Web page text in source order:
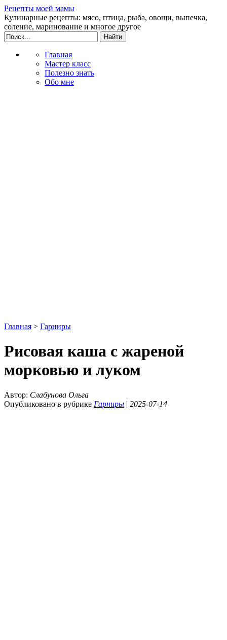
Рецепты моей мамы
Кулинарные рецепты: мясо, птица, рыба, овощи, выпечка,
соление, маринование и многое другое
Главная
Мастер класс
Полезно знать
Обо мне
Главная > Гарниры
Рисовая каша с жареной
морковью и луком
Автор: Слабунова Ольга
Опубликовано в рубрике Гарниры | 2025-07-14